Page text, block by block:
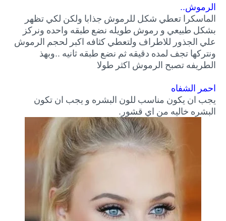
الرموش..
الماسكرا تعطي شكل للرموش جذابا ولكن لكي تظهر
بشكل طبيعي و رموش طويله نضع طبقه واحده ونركز
علي الجذور للاطراف ولتعطي كثافه اكبر لحجم الرموش
ونتركها تجف لمده دقيقه ثم نضع طبقه ثانيه ..وبهذ
الطريفه تصبح الرموش اكثر طولا
احمر الشفاه
يجب ان يكون مناسب للون البشره و يجب ان تكون
البشره خاليه من اي قشور.